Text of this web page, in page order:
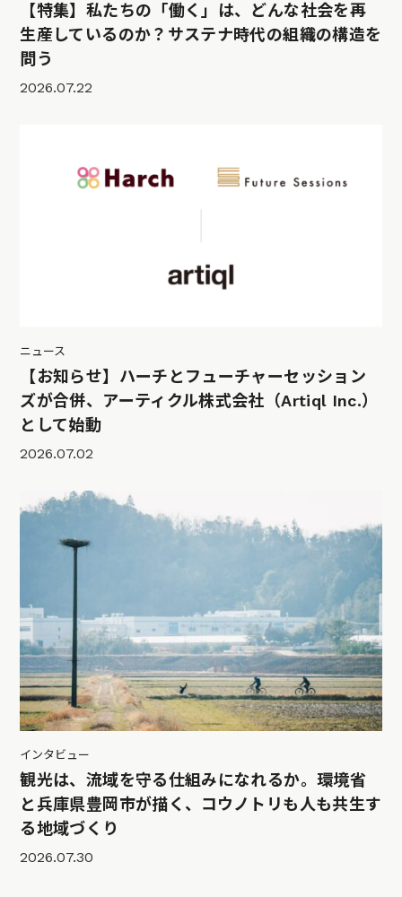
【特集】私たちの「働く」は、どんな社会を再
生産しているのか？サステナ時代の組織の構造を
問う
2026.07.22
ニュース
【お知らせ】ハーチとフューチャーセッション
ズが合併、アーティクル株式会社（Artiql Inc.）
として始動
2026.07.02
インタビュー
観光は、流域を守る仕組みになれるか。環境省
と兵庫県豊岡市が描く、コウノトリも人も共生す
る地域づくり
2026.07.30